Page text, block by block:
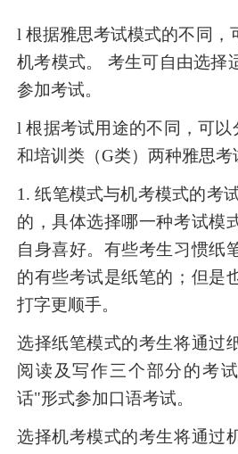
l 根据雅思考试模式的不同，
机考模式。 考生可自由选择
参加考试。
l 根据考试用途的不同，可以
和培训类（G类）两种雅思考
1. 纸笔模式与机考模式的考
的，具体选择哪一种考试模
自身喜好。有些考生习惯纸
的有些考试是纸笔的；但是
打字更顺手。
选择纸笔模式的考生将通过
阅读及写作三个部分的考
话"形式参加口语考试。
选择机考模式的考生将通过